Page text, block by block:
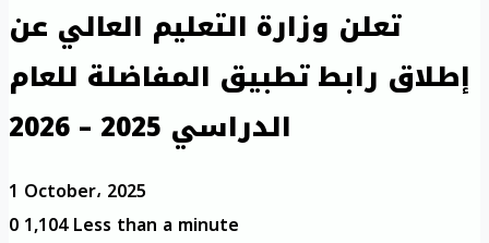
تعلن وزارة التعليم العالي عن
إطلاق رابط تطبيق المفاضلة للعام
الدراسي 2025 – 2026
1 October، 2025
01,104Less than a minute